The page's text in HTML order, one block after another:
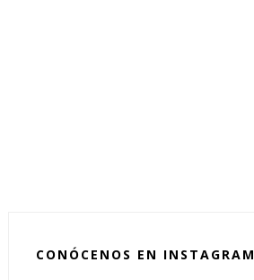
CONÓCENOS EN INSTAGRAM